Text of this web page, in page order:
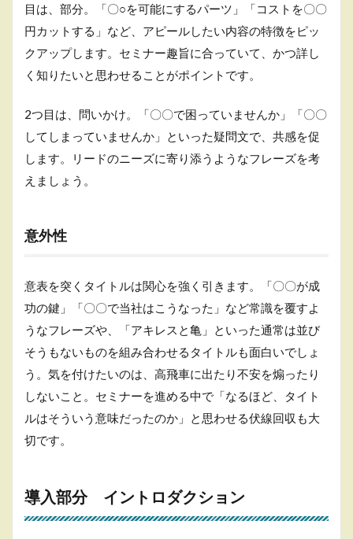
アル
ム配
信、2
やり
5.3
ウェ
ビナ
流れ
目は、部分。「〇○を可能にするパーツ」「コストを〇〇
円カットする」など、アピールしたい内容の特徴をピッ
クアップします。セミナー趣旨に合っていて、かつ詳し
く知りたいと思わせることがポイントです。
2つ目は、問いかけ。「〇〇で困っていませんか」「〇〇
してしまっていませんか」といった疑問文で、共感を促
します。リードのニーズに寄り添うようなフレーズを考
えましょう。
意外性
意表を突くタイトルは関心を強く引きます。「〇〇が成
功の鍵」「〇〇で当社はこうなった」など常識を覆すよ
うなフレーズや、「アキレスと亀」といった通常は並び
そうもないものを組み合わせるタイトルも面白いでしょ
う。気を付けたいのは、高飛車に出たり不安を煽ったり
しないこと。セミナーを進める中で「なるほど、タイト
ルはそういう意味だったのか」と思わせる伏線回収も大
切です。
導入部分 イントロダクション